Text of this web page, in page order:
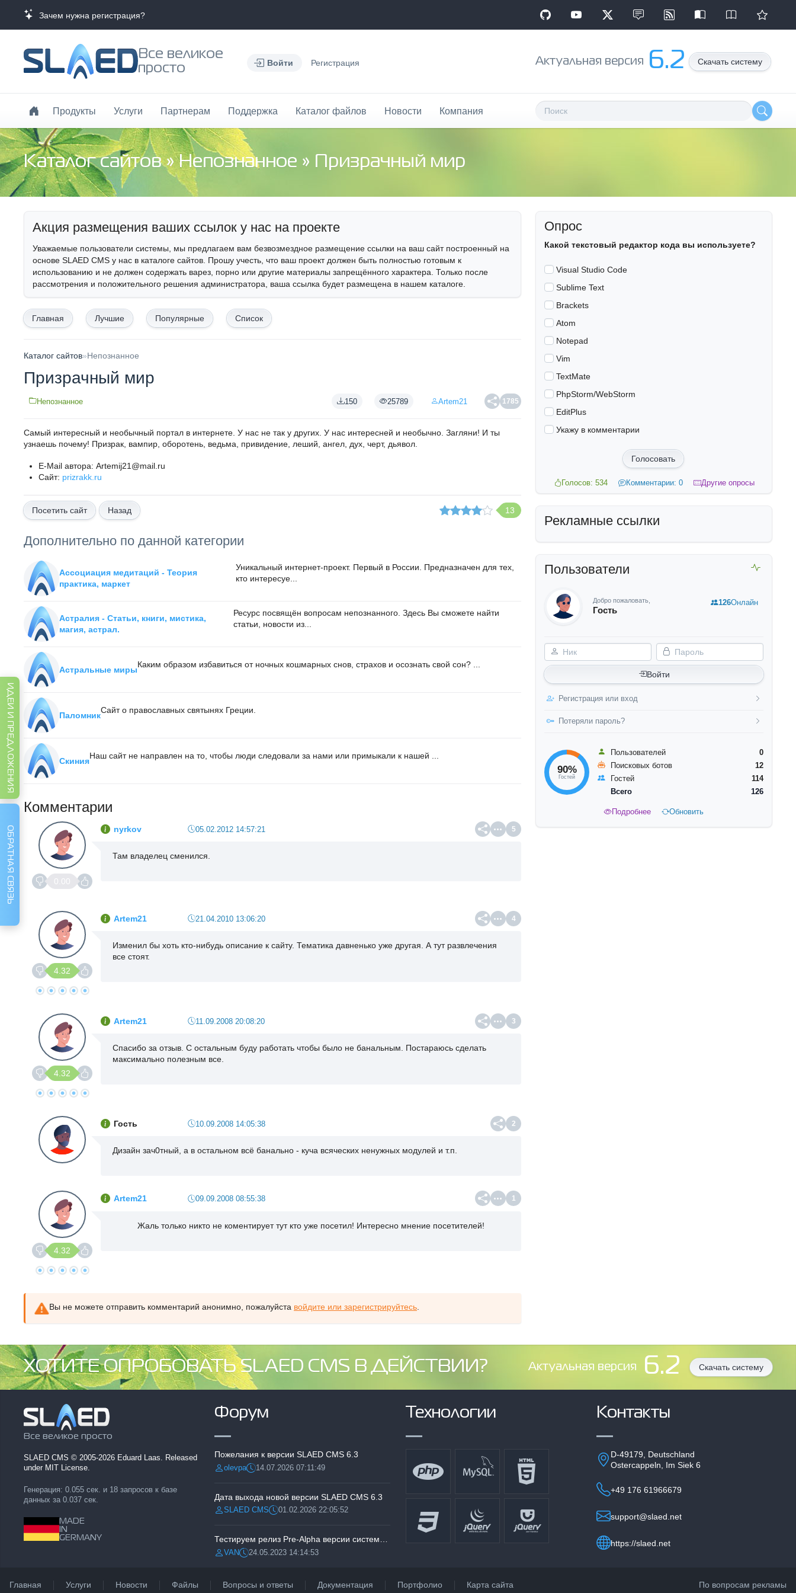
Зачем нужна регистрация?
Все великое
просто
Войти Регистрация Aктуальная версия 6.2 Скачать систему
Продукты Услуги Партнерам Поддержка Каталог файлов Новости Компания
Каталог сайтов»Непознанное » Призрачный мир
Акция размещения ваших ссылок у нас на проекте
Уважаемые пользователи системы, мы предлагаем вам безвозмездное размещение ссылки на ваш сайт построенный на
основе SLAED CMS у нас в каталоге сайтов. Прошу учесть, что ваш проект должен быть полностью готовым к
использованию и не должен содержать варез, порно или другие материалы запрещённого характера. Только после
рассмотрения и положительного решения администратора, ваша ссылка будет размещена в нашем каталоге.
Главная Лучшие Популярные Список
Каталог сайтов»Непознанное
Призрачный мир
150 25789 Artem21 1785
Непознанное
Самый интересный и необычный портал в интернете. У нас не так у других. У нас интересней и необычно. Загляни! И ты
узнаешь почему! Призрак, вампир, оборотень, ведьма, привидение, леший, ангел, дух, черт, дьявол.
E-Mail автора: Artemij21@mail.ru
Сайт: prizrakk.ru
13
Назад
Дополнительно по данной категории
Ассоциация медитаций - Теория
практика, маркет
Уникальный интернет-проект. Первый в России. Предназначен для тех,
кто интересуе...
Астралия - Статьи, книги, мистика,
магия, астрал.
Ресурс посвящён вопросам непознанного. Здесь Вы сможете найти
статьи, новости из...
Астральные миры
Каким образом избавиться от ночных кошмарных снов, страхов и осознать свой сон? ...
Паломник
Сайт о православных святынях Греции.
Скиния
Наш сайт не направлен на то, чтобы люди следовали за нами или примыкали к нашей ...
Комментарии
0.00
nyrkov 05.02.2012 14:57:21 5
Там владелец сменился.
4.32
Artem21 21.04.2010 13:06:20 4
Изменил бы хоть кто-нибудь описание к сайту. Тематика давненько уже другая. А тут развлечения
все стоят.
4.32
Artem21 11.09.2008 20:08:20 3
Cпасибо за отзыв. С остальным буду работать чтобы было не банальным. Постараюсь сделать
максимально полезным все.
Гость 10.09.2008 14:05:38 2
Дизайн зач0тный, а в остальном всё банально - куча всяческих ненужных модулей и т.п.
4.32
Artem21 09.09.2008 08:55:38 1
Жаль только никто не коментирует тут кто уже посетил! Интересно мнение посетителей!
Вы не можете отправить комментарий анонимно, пожалуйста войдите или зарегистрируйтесь.
Опрос
Какой текстовый редактор кода вы используете?
Visual Studio Code
Sublime Text
Brackets
Atom
Notepad
Vim
TextMate
PhpStorm/WebStorm
EditPlus
Укажу в комментарии
Голосовать
Голосов: 534 Комментарии: 0 Другие опросы
Рекламные ссылки
Пользователи
Добро пожаловать,
Гость
Ник Пароль
Войти
Регистрация или вход
Потеряли пароль?
126Онлайн
90%
Гостей
Пользователей
0
Поисковых ботов
12
Гостей
114
Всего
126
Подробнее Обновить
ХОТИТЕ ОПРОБОВАТЬ SLAED CMS В ДЕЙСТВИИ? Aктуальная версия 6.2 Скачать систему
Все великое просто
SLAED CMS © 2005-2026 Eduard Laas. Released
under MIT License.
Генерация: 0.055 сек. и 18 запросов к базе
данных за 0.037 сек.
MADE
IN
GERMANY
Форум
Пожелания к версии SLAED CMS 6.3
Разместил:
olevpaДата:14.07.2026 07:11:49
Дата выхода новой версии SLAED CMS 6.3
Разместил:
SLAED CMSДата:01.02.2026 22:05:52
Тестируем релиз Pre-Alpha версии системы SLAED CMS 6.3 Pro
Разместил:
VANДата:24.05.2023 14:14:53
Технологии Контакты
D-49179, Deutschland
Ostercappeln, Im Siek 6
+49 176 61966679
support@slaed.net
https://slaed.net
Главная Услуги Новости Файлы Вопросы и ответы Документация Портфолио Карта сайта По вопросам рекламы
ИДЕИ И ПРЕДЛОЖЕНИЯ
ОБРАТНАЯ СВЯЗЬ